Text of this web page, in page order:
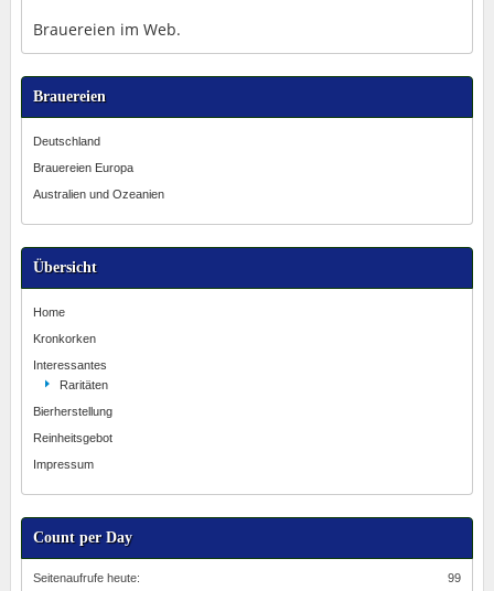
Brauereien im Web.
Brauereien
Deutschland
Brauereien Europa
Australien und Ozeanien
Übersicht
Home
Kronkorken
Interessantes
Raritäten
Bierherstellung
Reinheitsgebot
Impressum
Count per Day
99
Seitenaufrufe heute: